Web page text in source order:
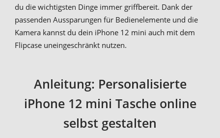
du die wichtigsten Dinge immer griffbereit. Dank der
passenden Aussparungen für Bedienelemente und die
Kamera kannst du dein iPhone 12 mini auch mit dem
Flipcase uneingeschränkt nutzen.
Anleitung: Personalisierte
iPhone 12 mini Tasche online
selbst gestalten